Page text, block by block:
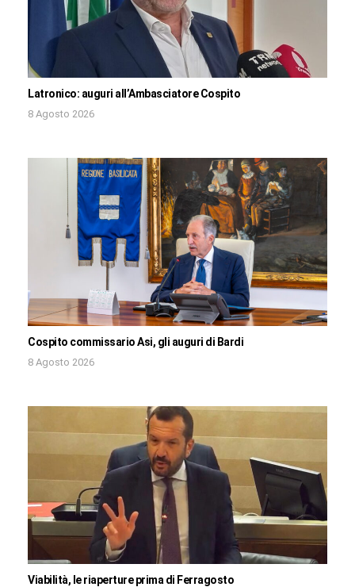
Latronico: auguri all’Ambasciatore Cospito
8 Agosto 2026
Cospito commissario Asi, gli auguri di Bardi
8 Agosto 2026
Viabilità, le riaperture prima di Ferragosto